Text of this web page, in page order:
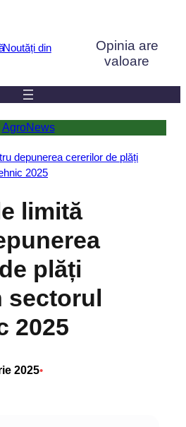
Opinia are
valoare
AgroNews
limită
plăți
sectorul
2025
2025•